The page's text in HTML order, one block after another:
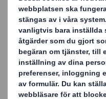
Vår nordiska
konsumenternas
Undersökningen visar
viktigt att använda
också att tydligt
gjord av.
Rapporten ger dig
dina kunders drömmar.